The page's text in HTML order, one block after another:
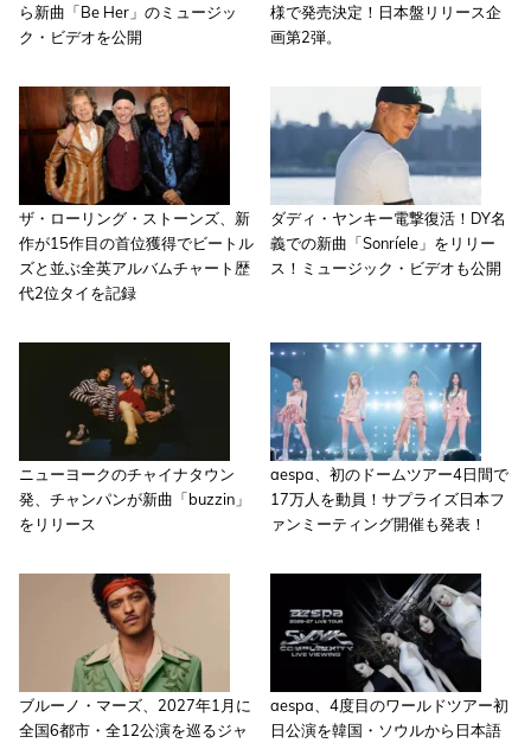
ら新曲「Be Her」のミュージッ
ク・ビデオを公開
様で発売決定！日本盤リリース企
画第2弾。
ザ・ローリング・ストーンズ、新
作が15作目の首位獲得でビートル
ズと並ぶ全英アルバムチャート歴
代2位タイを記録
ダディ・ヤンキー電撃復活！DY名
義での新曲「Sonríele」をリリー
ス！ミュージック・ビデオも公開
ニューヨークのチャイナタウン
発、チャンパンが新曲「buzzin」
をリリース
aespa、初のドームツアー4日間で
17万人を動員！サプライズ日本フ
ァンミーティング開催も発表！
ブルーノ・マーズ、2027年1月に
全国6都市・全12公演を巡るジャ
aespa、4度目のワールドツアー初
日公演を韓国・ソウルから日本語